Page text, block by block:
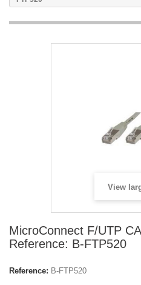
View
MicroConnect F/UTP
Reference: B-FTP520
Reference: B-FTP520